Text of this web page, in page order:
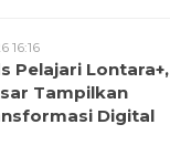
16:16
Pelajari Lontara+,
Tampilkan
Digital